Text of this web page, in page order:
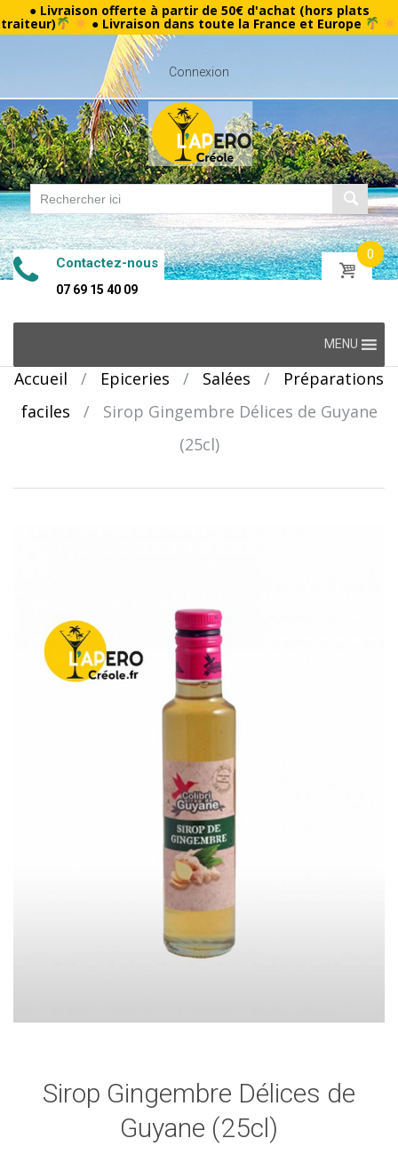
● Livraison offerte à partir de 50€ d'achat (hors plats
traiteur) ● Livraison dans toute la France et Europe
Connexion
Contactez-nous
07 69 15 40 09
0
content
MENU
Accueil / Epiceries / Salées /
Préparations
faciles
/
Sirop Gingembre Délices de Guyane
(25cl)
Sirop Gingembre Délices de
Guyane (25cl)